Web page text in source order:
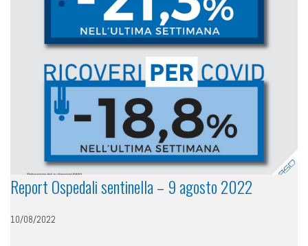
Report Ospedali sentinella – 9 agosto 2022
10/08/2022